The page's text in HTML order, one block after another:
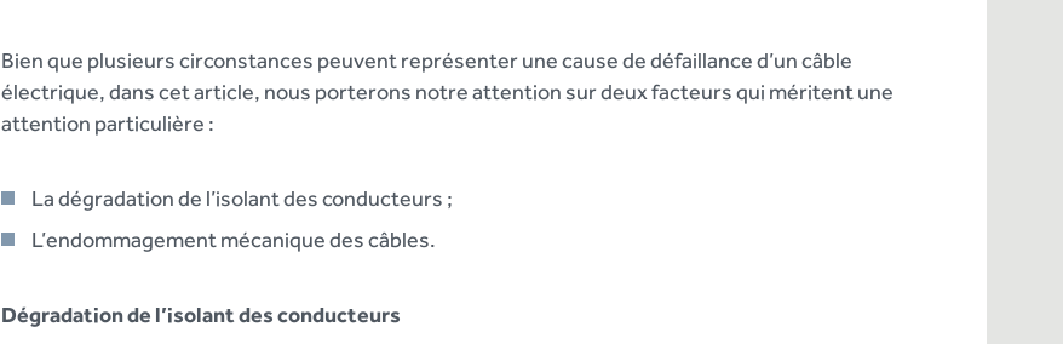
Bien que plusieurs circonstances peuvent représenter une cause de défaillance d’un câble
électrique, dans cet article, nous porterons notre attention sur deux facteurs qui méritent une
attention particulière :
La dégradation de l’isolant des conducteurs ;
L’endommagement mécanique des câbles.
Dégradation de l’isolant des conducteurs